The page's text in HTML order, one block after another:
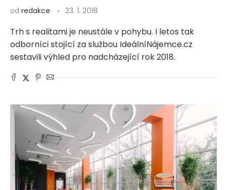
od redakce 23. 1. 2018
Trh s realitami je neustále v pohybu. I letos tak
odborníci stojící za službou IdeálníNájemce.cz
sestavili výhled pro nadcházející rok 2018.